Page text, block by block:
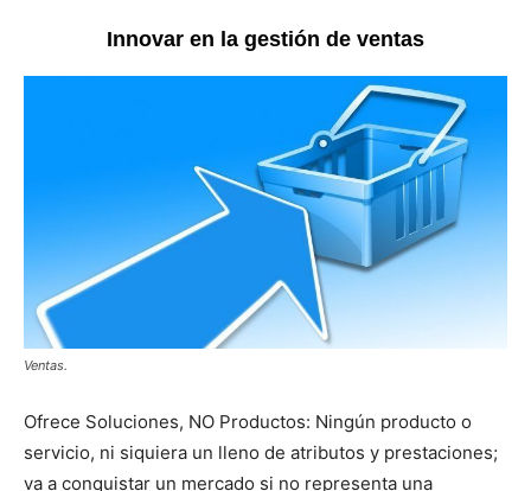
Innovar en la gestión de ventas
Ventas.
Ofrece Soluciones, NO Productos: Ningún producto o
servicio, ni siquiera un lleno de atributos y prestaciones;
va a conquistar un mercado si no representa una